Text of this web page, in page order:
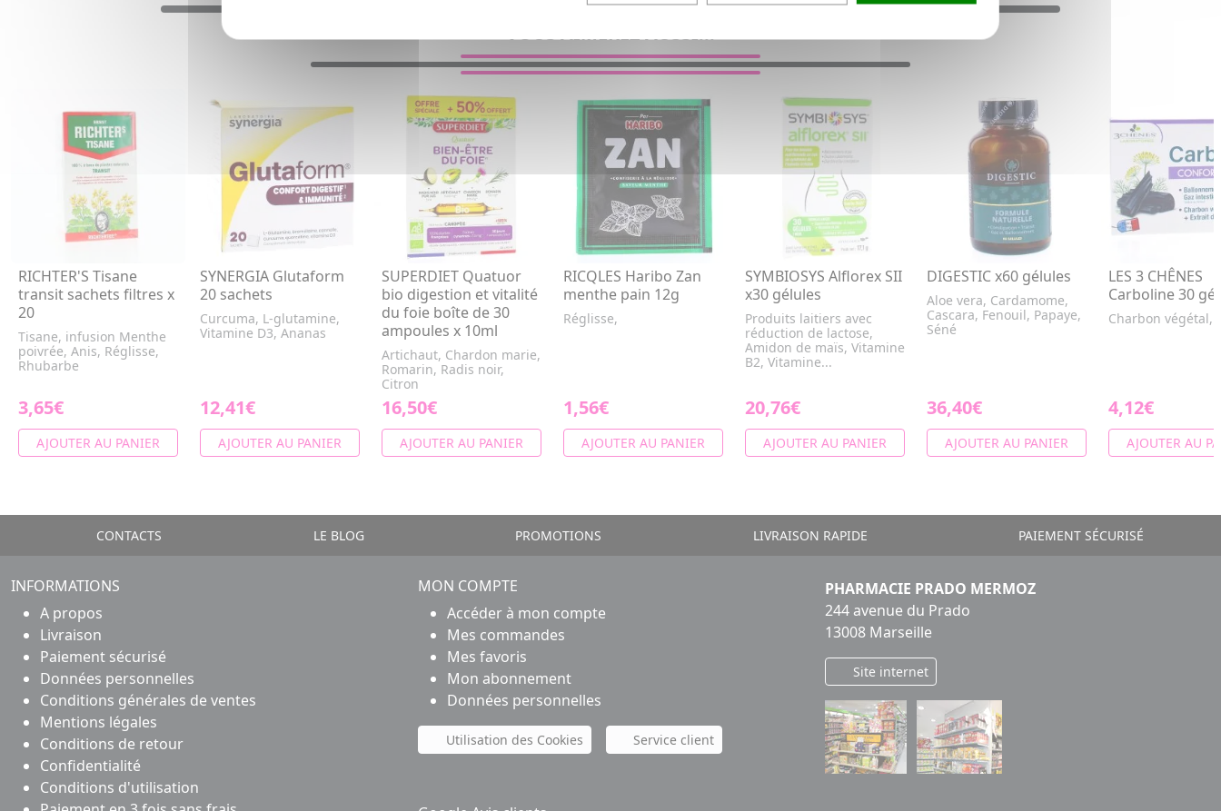
VOUS AIMEREZ AUSSI...
RICHTER'S Tisane
transit sachets filtres x
20
Tisane, infusion Menthe
poivrée, Anis, Réglisse,
Rhubarbe
3,65€
AJOUTER AU PANIER
SYNERGIA Glutaform
20 sachets
Curcuma, L-glutamine,
Vitamine D3, Ananas
12,41€
AJOUTER AU PANIER
SUPERDIET Quatuor
bio digestion et vitalité
du foie boîte de 30
ampoules x 10ml
Artichaut, Chardon marie,
Romarin, Radis noir,
Citron
16,50€
AJOUTER AU PANIER
RICQLES Haribo Zan
menthe pain 12g
Réglisse,
1,56€
AJOUTER AU PANIER
SYMBIOSYS Alflorex SII
x30 gélules
Produits laitiers avec
réduction de lactose,
Amidon de maïs, Vitamine
B2, Vitamine...
20,76€
AJOUTER AU PANIER
DIGESTIC x60 gélules
Aloe vera, Cardamome,
Cascara, Fenouil, Papaye,
Séné
36,40€
AJOUTER AU PANIER
LES 3 CHÊNES
Carboline 30
Charbon végétal,
4,12€
AJOUTER AU
CONTACTS LE BLOG PROMOTIONS LIVRAISON RAPIDE PAIEMENT SÉCURISÉ
INFORMATIONS
A propos
Livraison
Paiement sécurisé
Données personnelles
Conditions générales de ventes
Mentions légales
Conditions de retour
Confidentialité
Conditions d'utilisation
MON COMPTE
Accéder à mon compte
Mes commandes
Mes favoris
Mon abonnement
Données personnelles
Utilisation des Cookies Service client
PHARMACIE PRADO MERMOZ
244 avenue du Prado
13008 Marseille
Site internet